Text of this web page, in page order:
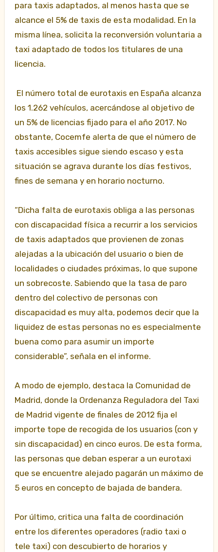
para taxis adaptados, al menos hasta que se
alcance el 5% de taxis de esta modalidad. En la
misma línea, solicita la reconversión voluntaria a
taxi adaptado de todos los titulares de una
licencia.
El número total de eurotaxis en España alcanza
los 1.262 vehículos, acercándose al objetivo de
un 5% de licencias fijado para el año 2017. No
obstante, Cocemfe alerta de que el número de
taxis accesibles sigue siendo escaso y esta
situación se agrava durante los días festivos,
fines de semana y en horario nocturno.
“Dicha falta de eurotaxis obliga a las personas
con discapacidad física a recurrir a los servicios
de taxis adaptados que provienen de zonas
alejadas a la ubicación del usuario o bien de
localidades o ciudades próximas, lo que supone
un sobrecoste. Sabiendo que la tasa de paro
dentro del colectivo de personas con
discapacidad es muy alta, podemos decir que la
liquidez de estas personas no es especialmente
buena como para asumir un importe
considerable”, señala en el informe.
A modo de ejemplo, destaca la Comunidad de
Madrid, donde la Ordenanza Reguladora del Taxi
de Madrid vigente de finales de 2012 fija el
importe tope de recogida de los usuarios (con y
sin discapacidad) en cinco euros. De esta forma,
las personas que deban esperar a un eurotaxi
que se encuentre alejado pagarán un máximo de
5 euros en concepto de bajada de bandera.
Por último, critica una falta de coordinación
entre los diferentes operadores (radio taxi o
tele taxi) con descubierto de horarios y